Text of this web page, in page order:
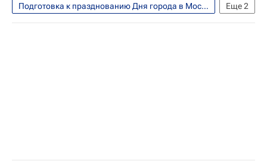
Еще2
Подготовка к празднованию Дня города в Москве в 2010 году
Экология
Наука